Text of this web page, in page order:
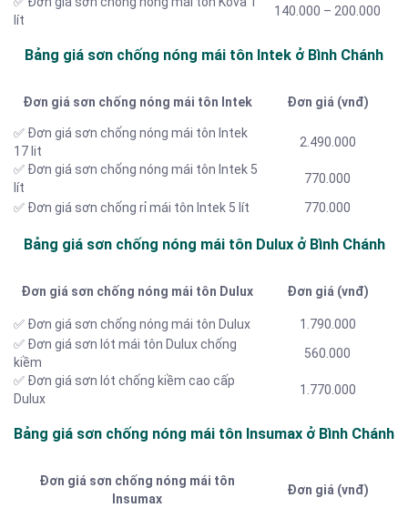
lít
140.000 – 200.000
Bảng giá sơn chống nóng mái tôn Intek ở Bình Chánh
Đơn giá sơn chống nóng mái tôn Intek Đơn giá (vnđ)
✅ Đơn giá sơn chống nóng mái tôn Intek
17 lit
2.490.000
✅ Đơn giá sơn chống nóng mái tôn Intek 5
lít
770.000
✅ Đơn giá sơn chống rỉ mái tôn Intek 5 lít
770.000
Bảng giá sơn chống nóng mái tôn Dulux ở Bình Chánh
Đơn giá sơn chống nóng mái tôn Dulux Đơn giá (vnđ)
✅ Đơn giá sơn chống nóng mái tôn Dulux
1.790.000
✅ Đơn giá sơn lót mái tôn Dulux chống
kiềm
560.000
✅ Đơn giá sơn lót chống kiềm cao cấp
Dulux
1.770.000
Bảng giá sơn chống nóng mái tôn Insumax ở Bình Chánh
Đơn giá sơn chống nóng mái tôn
Insumax
Đơn giá (vnđ)